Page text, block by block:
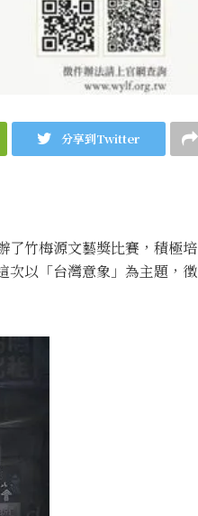
分享到Twitter
了竹梅源文藝獎比賽，積極培
次以「台灣意象」為主題，徵